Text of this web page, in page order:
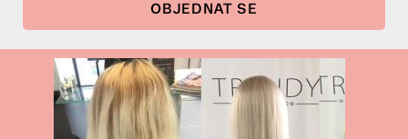
OBJEDNAT SE